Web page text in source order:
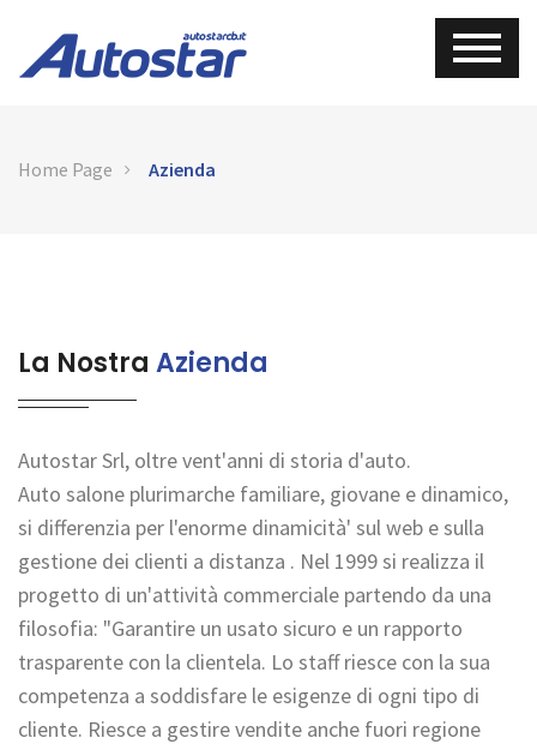
Home Page Azienda
La Nostra Azienda
Autostar Srl, oltre vent'anni di storia d'auto.
Auto salone plurimarche familiare, giovane e dinamico,
si differenzia per l'enorme dinamicità' sul web e sulla
gestione dei clienti a distanza . Nel 1999 si realizza il
progetto di un'attività commerciale partendo da una
filosofia: "Garantire un usato sicuro e un rapporto
trasparente con la clientela. Lo staff riesce con la sua
competenza a soddisfare le esigenze di ogni tipo di
cliente. Riesce a gestire vendite anche fuori regione